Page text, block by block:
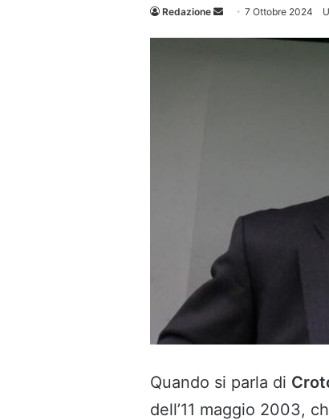
Redazione
Invia 7 Ottobre 2024
Quando si parla di
dell’11 maggio 2003,